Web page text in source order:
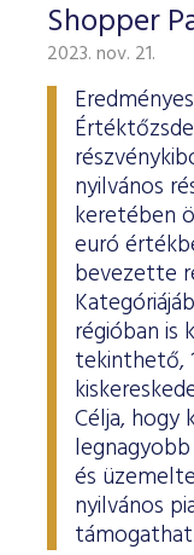
Shopper
2023. nov. 21.
nyilvános
keretében
euró
bevezette
régióban is
tekinthető,
Célja, hogy
és
nyilvános